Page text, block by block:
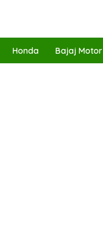
Honda Bajaj Motor